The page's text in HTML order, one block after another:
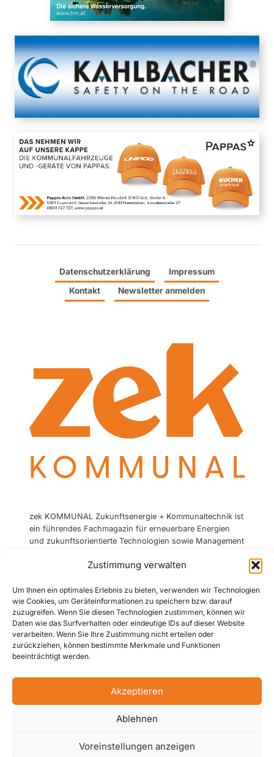
Zustimmung verwalten
Um Ihnen ein optimales Erlebnis zu bieten, verwenden wir Technologien
wie Cookies, um Geräteinformationen zu speichern bzw. darauf
zuzugreifen. Wenn Sie diesen Technologien zustimmen, können wir
Daten wie das Surfverhalten oder eindeutige IDs auf dieser Website
verarbeiten. Wenn Sie Ihre Zustimmung nicht erteilen oder
zurückziehen, können bestimmte Merkmale und Funktionen
beeinträchtigt werden.
Akzeptieren
Ablehnen
Voreinstellungen anzeigen
Datenschutzerklärung
Impressum
Kontakt
Newsletter anmelden
zek KOMMUNAL Zukunftsenergie + Kommunaltechnik ist
ein führendes Fachmagazin für erneuerbare Energien
und zukunftsorientierte Technologien sowie Management
Stück und erscheint 4 Mal jährlich in deutscher Sprache.
Schweiz, Südtirol, Bayern und Baden-Württemberg.
Telefon: +43 664 240 67 74
E-Mail:office@zek.at
linkedin.com/zek-kommunal
zek KOMMUNAL